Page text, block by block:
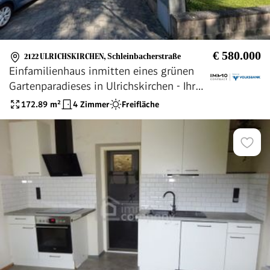
2122 ULRICHSKIRCHEN, Schleinbacherstraße € 580.000
Einfamilienhaus inmitten eines grünen
Gartenparadieses in Ulrichskirchen - Ihr
neues Zuhause!
172.89 m² 4 Zimmer Freifläche